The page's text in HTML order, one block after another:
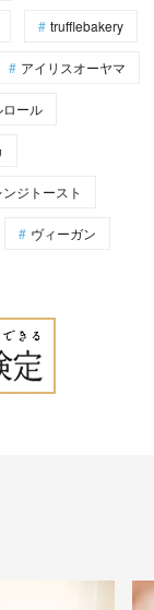
trufflebakery
アイリスオーヤマ
ロール
ンジトースト
ヴィーガン